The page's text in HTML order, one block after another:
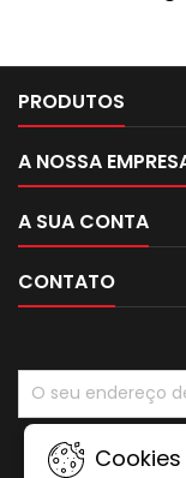
PRODUTOS
A NOSSA
A SUA CONTA
CONTATO
Cookies